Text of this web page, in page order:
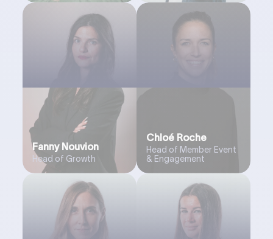
Fanny Nouvion
Head of Growth
Chloé Roche
Head of Member Event
& Engagement